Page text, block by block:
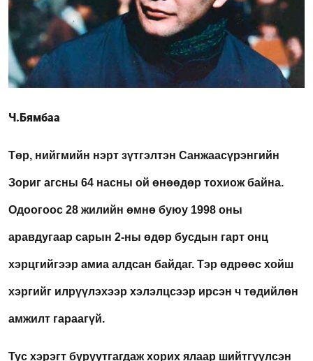
Ч.Бямбаа
Төр, нийгмийн нэрт зүтгэлтэн Санжаасүрэнгийн
Зориг агсны 64 насны ой өнөөдөр тохиож байна.
Одоогоос 28 жилийн өмнө буюу 1998 оны
аравдугаар сарын 2-ны өдөр бусдын гарт онц
хэрцгийгээр амиа алдсан байдаг. Тэр өдрөөс хойш
хэргийг илрүүлэхээр хэлэлцсээр ирсэн ч төдийлөн
амжилт гараагүй.
Тус хэрэгт буруутгагдаж хорих ялаар шийтгүүлсэн